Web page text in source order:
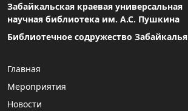
Забайкальская краевая универсальная
научная библиотека им. А.С. Пушкина
Библиотечное содружество Забайкалья
Главная
Мероприятия
Новости